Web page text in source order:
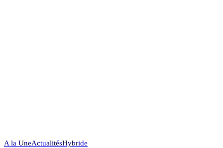
A la UneActualitésHybride